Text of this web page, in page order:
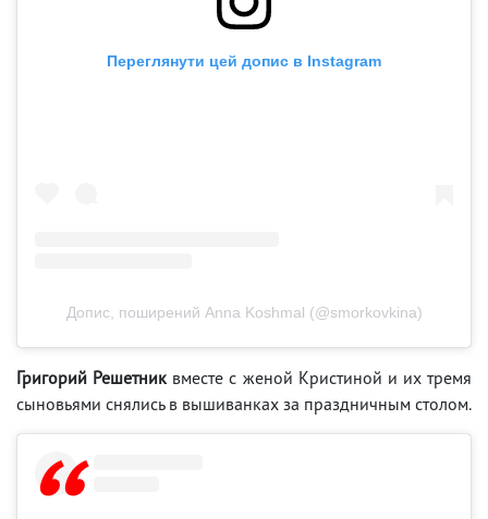
Переглянути цей допис в Instagram
Допис, поширений Anna Koshmal (@smorkovkina)
Григорий Решетник вместе с женой Кристиной и их тремя
сыновьями снялись в вышиванках за праздничным столом.